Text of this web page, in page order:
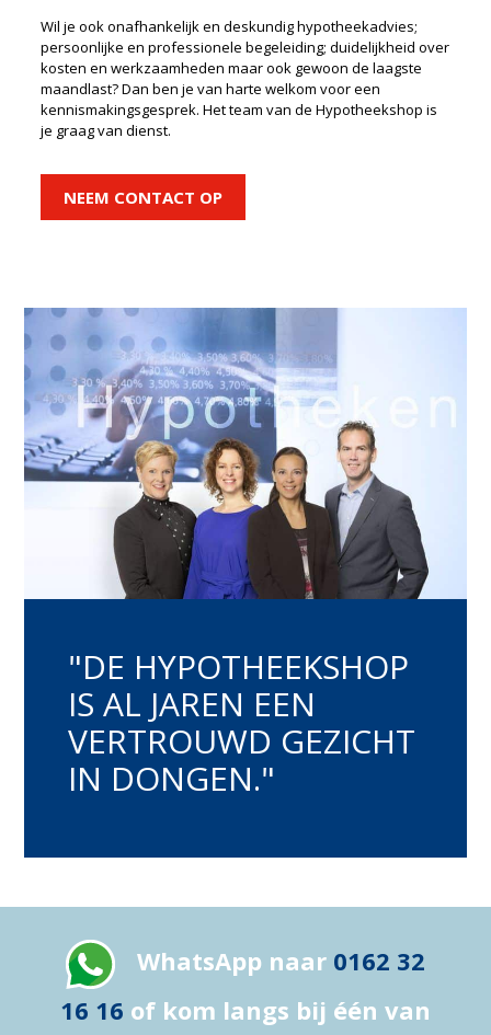
Wil je ook onafhankelijk en deskundig hypotheekadvies;
persoonlijke en professionele begeleiding; duidelijkheid over
kosten en werkzaamheden maar ook gewoon de laagste
maandlast? Dan ben je van harte welkom voor een
kennismakingsgesprek. Het team van de Hypotheekshop is
je graag van dienst.
NEEM CONTACT OP
"DE HYPOTHEEKSHOP
IS AL JAREN EEN
VERTROUWD GEZICHT
IN DONGEN."
WhatsApp naar 0162 32
16 16 of kom langs bij één van